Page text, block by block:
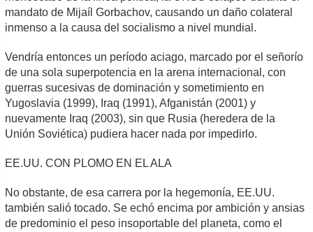
mandato de Mijaíl Gorbachov, causando un daño colateral
inmenso a la causa del socialismo a nivel mundial.
Vendría entonces un período aciago, marcado por el señorío
de una sola superpotencia en la arena internacional, con
guerras sucesivas de dominación y sometimiento en
Yugoslavia (1999), Iraq (1991), Afganistán (2001) y
nuevamente Iraq (2003), sin que Rusia (heredera de la
Unión Soviética) pudiera hacer nada por impedirlo.
EE.UU. CON PLOMO EN EL ALA
No obstante, de esa carrera por la hegemonía, EE.UU.
también salió tocado. Se echó encima por ambición y ansias
de predominio el peso insoportable del planeta, como el